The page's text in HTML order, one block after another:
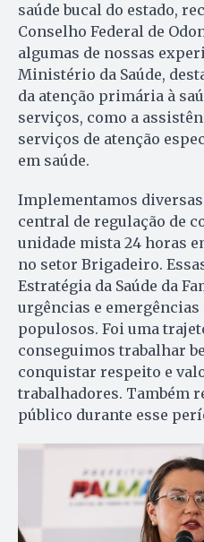
saúde bucal do estado,
Conselho Federal de
algumas de nossas
Ministério da Saúde,
da atenção primária à
serviços, como a
serviços de atenção
em saúde.
Implementamos
central de regulação de
unidade mista 24 horas
no setor Brigadeiro.
Estratégia da Saúde da
urgências e
populosos. Foi uma
conseguimos trabalhar
conquistar respeito e
trabalhadores. Também
público durante esse